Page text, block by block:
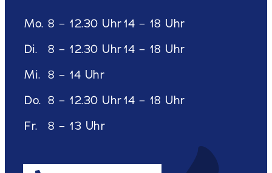
Mo. 8 – 12.30 Uhr14 – 18 Uhr
Di.
8 – 12.30 Uhr14 – 18 Uhr
Mi. 8 – 14 Uhr
Do. 8 – 12.30 Uhr14 – 18 Uhr
Fr.
8 – 13 Uhr